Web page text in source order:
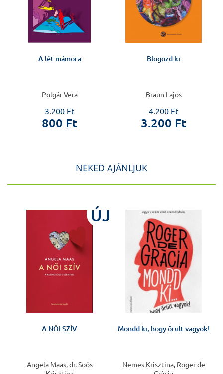
A lét mámora
Polgár Vera
3.200 Ft
800 Ft
Blogozd ki
Braun Lajos
4.200 Ft
3.200 Ft
NEKED AJÁNLJUK
ÚJ
A NŐI SZÍV
Angela Maas, dr. Soós
Mondd ki, hogy őrült vagyok!
Nemes Krisztina, Roger de